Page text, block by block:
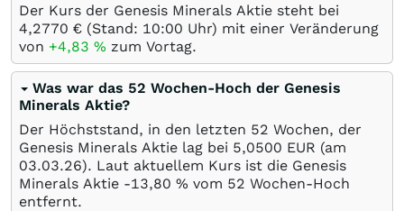
Der Kurs der Genesis Minerals Aktie steht bei
4,2770 € (Stand: 10:00 Uhr) mit einer Veränderung
von +4,83 % zum Vortag.
Was war das 52 Wochen-Hoch der Genesis
Minerals Aktie?
Der Höchststand, in den letzten 52 Wochen, der
Genesis Minerals Aktie lag bei 5,0500 EUR (am
03.03.26). Laut aktuellem Kurs ist die Genesis
Minerals Aktie -13,80 % vom 52 Wochen-Hoch
entfernt.